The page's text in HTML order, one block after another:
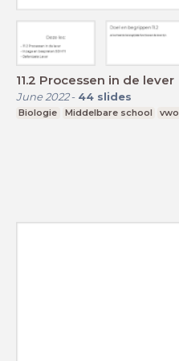
11.2 Processen in de lever
June 2022- 44 slides
Biologie Middelbare school vwo